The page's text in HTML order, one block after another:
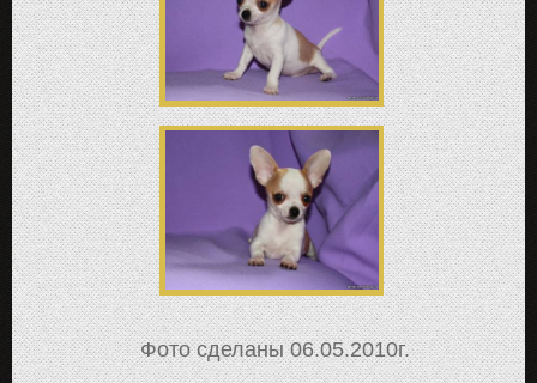
Фото сделаны 06.05.2010г.